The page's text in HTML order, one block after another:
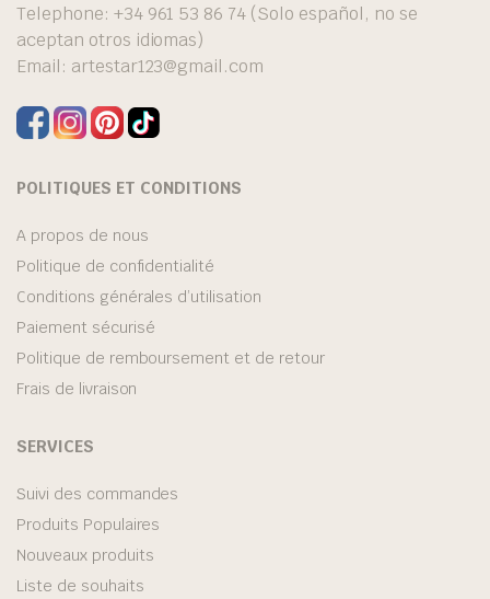
Telephone: +34 961 53 86 74 (Solo español, no se
aceptan otros idiomas)
Email: artestar123@gmail.com
POLITIQUES ET CONDITIONS
A propos de nous
Politique de confidentialité
Conditions générales d’utilisation
Paiement sécurisé
Politique de remboursement et de retour
Frais de livraison
SERVICES
Suivi des commandes
Produits Populaires
Nouveaux produits
Liste de souhaits